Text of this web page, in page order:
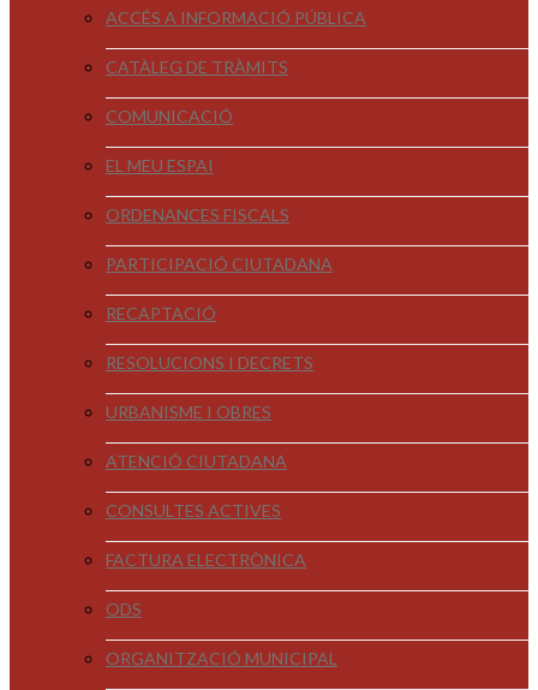
ACCÉS A INFORMACIÓ PÚBLICA
CATÀLEG DE TRÀMITS
COMUNICACIÓ
EL MEU ESPAI
ORDENANCES FISCALS
PARTICIPACIÓ CIUTADANA
RECAPTACIÓ
RESOLUCIONS I DECRETS
URBANISME I OBRES
ATENCIÓ CIUTADANA
CONSULTES ACTIVES
FACTURA ELECTRÒNICA
ODS
ORGANITZACIÓ MUNICIPAL